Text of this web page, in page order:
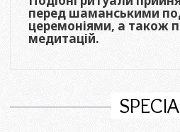
перед шаманськими
церемоніями, а також
медитацій.